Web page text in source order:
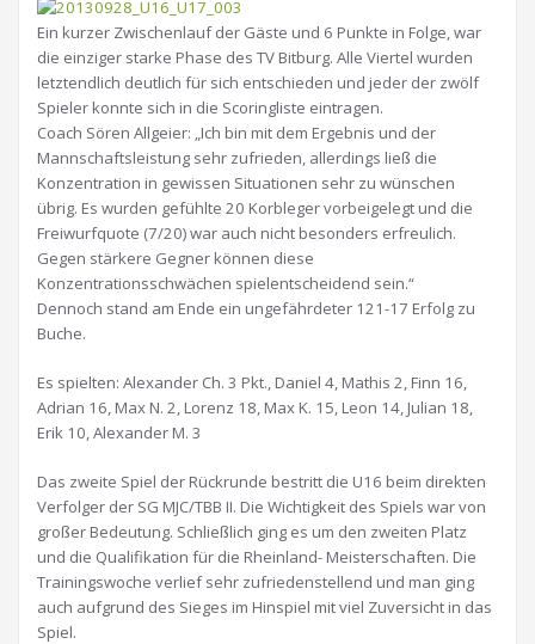
Ein kurzer Zwischenlauf der Gäste und 6 Punkte in Folge, war
die einziger starke Phase des TV Bitburg. Alle Viertel wurden
letztendlich deutlich für sich entschieden und jeder der zwölf
Spieler konnte sich in die Scoringliste eintragen.
Coach Sören Allgeier: „Ich bin mit dem Ergebnis und der
Mannschaftsleistung sehr zufrieden, allerdings ließ die
Konzentration in gewissen Situationen sehr zu wünschen
übrig. Es wurden gefühlte 20 Korbleger vorbeigelegt und die
Freiwurfquote (7/20) war auch nicht besonders erfreulich.
Gegen stärkere Gegner können diese
Konzentrationsschwächen spielentscheidend sein.“
Dennoch stand am Ende ein ungefährdeter 121-17 Erfolg zu
Buche.
Es spielten: Alexander Ch. 3 Pkt., Daniel 4, Mathis 2, Finn 16,
Adrian 16, Max N. 2, Lorenz 18, Max K. 15, Leon 14, Julian 18,
Erik 10, Alexander M. 3
Das zweite Spiel der Rückrunde bestritt die U16 beim direkten
Verfolger der SG MJC/TBB II. Die Wichtigkeit des Spiels war von
großer Bedeutung. Schließlich ging es um den zweiten Platz
und die Qualifikation für die Rheinland- Meisterschaften. Die
Trainingswoche verlief sehr zufriedenstellend und man ging
auch aufgrund des Sieges im Hinspiel mit viel Zuversicht in das
Spiel.